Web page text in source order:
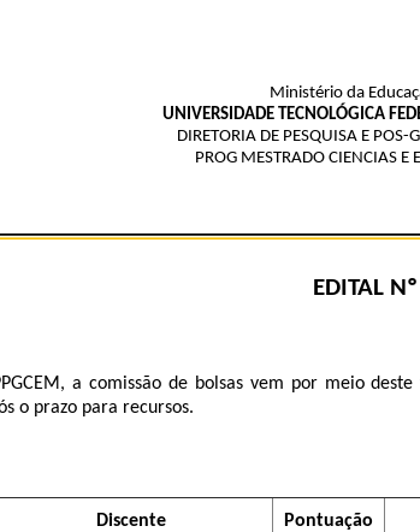
Ministério da
UNIVERSIDADE TECNOLÓGICA
DIRETORIA DE PESQUISA E POS-
PROG MESTRADO CIENCIAS E
EDITAL
a comissão de bolsas vem por meio
o prazo para recursos.
Discente Pontuação